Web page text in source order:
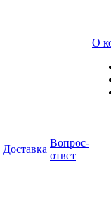
Доставка
Вопрос-
ответ
О